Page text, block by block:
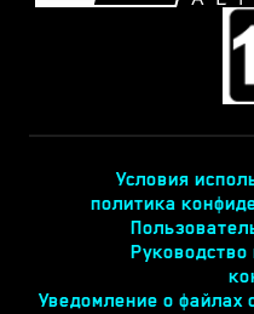
Условия
политика
Уведомление о файлах